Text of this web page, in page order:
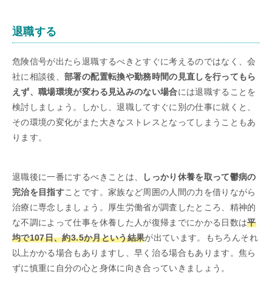
退職する
危険信号が出たら退職するべきとすぐに考えるのではなく、会
社に相談後、部署の配置転換や勤務時間の見直しを行ってもら
えず、職場環境が変わる見込みのない場合には退職することを
検討しましょう。しかし、退職してすぐに別の仕事に就くと、
その環境の変化がまた大きなストレスとなってしまうこともあ
ります。
退職後に一番にするべきことは、
しっかり休養を取って鬱病の
完治を目指すことです。家族など周囲の人間の力を借りながら
治療に専念しましょう。厚生労働省が調査したところ、精神的
な不調によって仕事を休養した人が復帰までにかかる日数は平
均で107日、約3.5か月という結果が出ています。もちろんそれ
以上かかる場合もありますし、早く治る場合もあります。焦ら
ずに慎重に自分の心と身体に向き合っていきましょう。